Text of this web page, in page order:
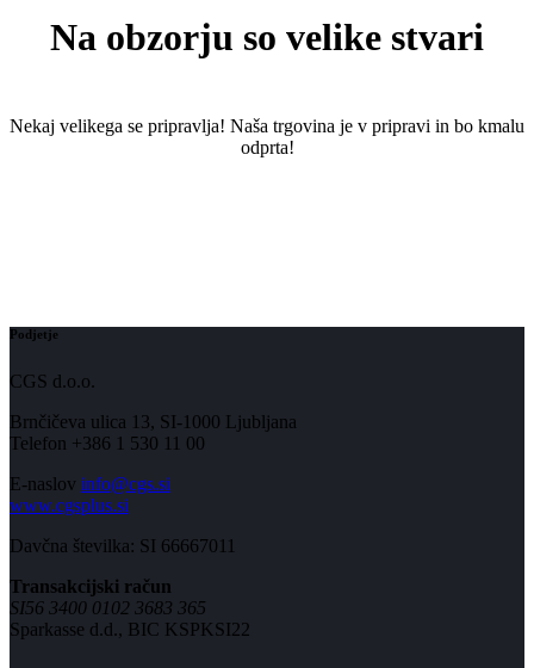
Na obzorju so velike stvari
Nekaj ​​velikega se pripravlja! Naša trgovina je v pripravi in ​​bo kmalu
odprta!
Podjetje
CGS d.o.o.
Brnčičeva ulica 13, SI-1000 Ljubljana
Telefon +386 1 530 11 00
E-naslov info@cgs.si
www.cgsplus.si
Davčna številka: SI 66667011
Transakcijski račun
SI56 3400 0102 3683 365
Sparkasse d.d., BIC KSPKSI22